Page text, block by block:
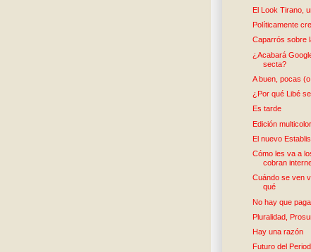
El Look Tirano,
Políticamente
Caparrós sobre
¿Acabará
secta?
A buen, pocas
¿Por qué Libé
Es tarde
Edición multicolor
El nuevo
Cómo les va a
cobran
Cuándo se ven
qué
No hay que
Pluralidad,
Hay una razón
Futuro del